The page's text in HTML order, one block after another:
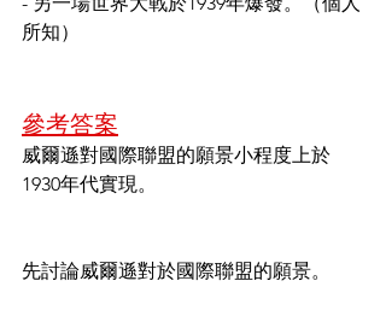
所知）
參考答案
威爾遜對國際聯盟的願景小程度上於
1930年代實現。
先討論威爾遜對於國際聯盟的願景。